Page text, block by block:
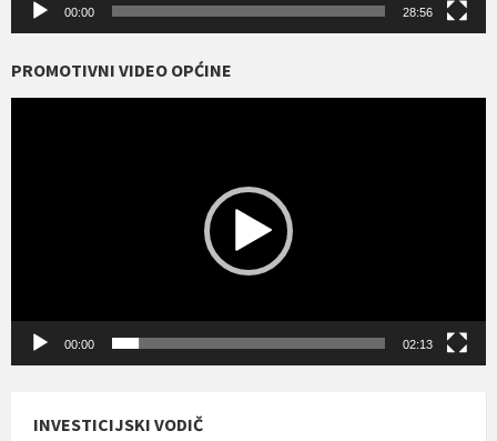
00:00 28:56
PROMOTIVNI VIDEO OPĆINE
00:00 02:13
INVESTICIJSKI VODIČ